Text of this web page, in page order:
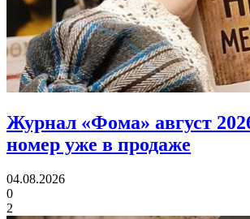
Журнал «Фома» август
номер уже в продаже
04.08.2026
0
2